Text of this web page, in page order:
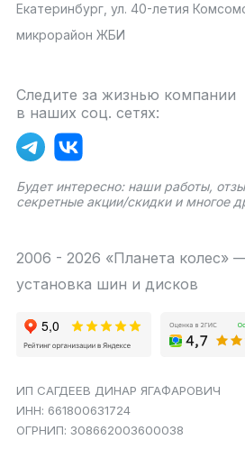
Екатеринбург, ул. 40-летия
микрорайон ЖБИ
Следите за жизнью компании
в наших соц. сетях:
Будет интересно: наши работы,
секретные акции/скидки и многое
2006 - 2026 «Планета колес»
установка шин и дисков
ИП САГДЕЕВ ДИНАР ЯГАФАРОВИЧ
ИНН: 661800631724
ОГРНИП: 308662003600038